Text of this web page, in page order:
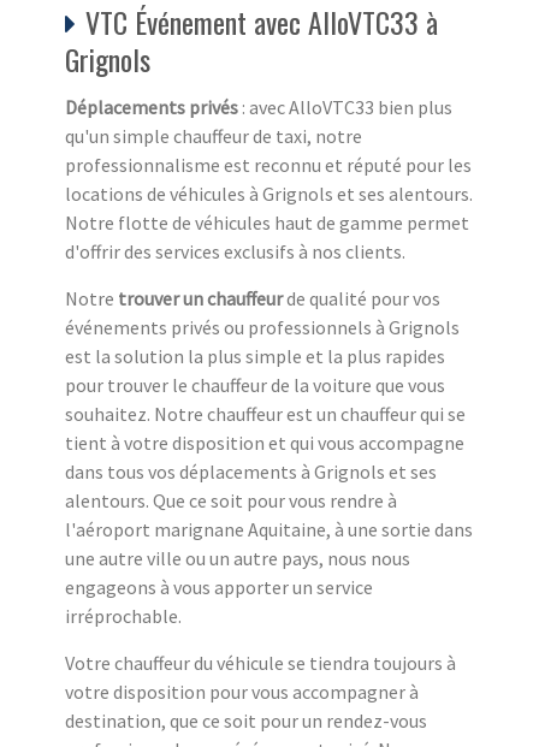
VTC Événement avec AlloVTC33 à
Grignols
Déplacements privés : avec AlloVTC33 bien plus
qu'un simple chauffeur de taxi, notre
professionnalisme est reconnu et réputé pour les
locations de véhicules à Grignols et ses alentours.
Notre flotte de véhicules haut de gamme permet
d'offrir des services exclusifs à nos clients.
Notre trouver un chauffeurde qualité pour vos
événements privés ou professionnels à Grignols
est la solution la plus simple et la plus rapides
pour trouver le chauffeur de la voiture que vous
souhaitez. Notre chauffeur est un chauffeur qui se
tient à votre disposition et qui vous accompagne
dans tous vos déplacements à Grignols et ses
alentours. Que ce soit pour vous rendre à
l'aéroport marignane Aquitaine, à une sortie dans
une autre ville ou un autre pays, nous nous
engageons à vous apporter un service
irréprochable.
Votre chauffeur du véhicule se tiendra toujours à
votre disposition pour vous accompagner à
destination, que ce soit pour un rendez-vous